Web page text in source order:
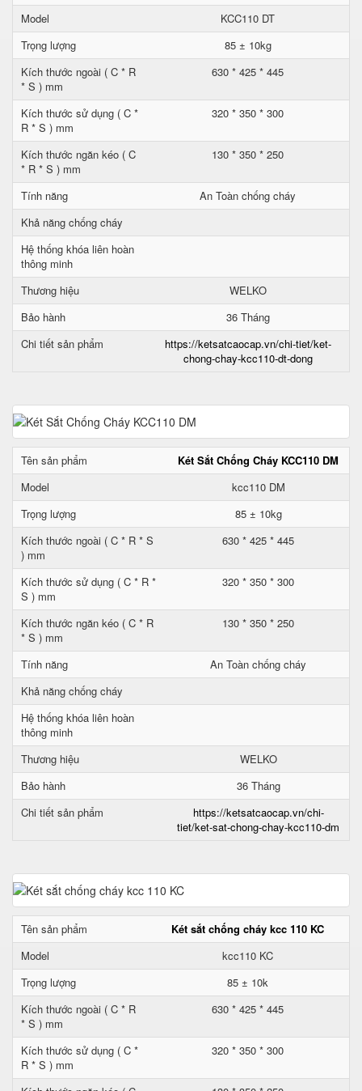
Model
KCC110 DT
Trọng lượng
85 ± 10kg
Kích thước ngoài ( C * R
* S ) mm
630 * 425 * 445
Kích thước sử dụng ( C *
R * S ) mm
320 * 350 * 300
Kích thước ngăn kéo ( C
* R * S ) mm
130 * 350 * 250
Tính năng
An Toàn chống cháy
Khả năng chống cháy
Hệ thống khóa liên hoàn
thông minh
Thương hiệu
WELKO
Bảo hành
36 Tháng
Chi tiết sản phẩm
https://ketsatcaocap.vn/chi-tiet/ket-
chong-chay-kcc110-dt-dong
Tên sản phẩm
Két Sắt Chống Cháy KCC110 DM
Model
kcc110 DM
Trọng lượng
85 ± 10kg
Kích thước ngoài ( C * R * S
) mm
630 * 425 * 445
Kích thước sử dụng ( C * R *
S ) mm
320 * 350 * 300
Kích thước ngăn kéo ( C * R
* S ) mm
130 * 350 * 250
Tính năng
An Toàn chống cháy
Khả năng chống cháy
Hệ thống khóa liên hoàn
thông minh
Thương hiệu
WELKO
Bảo hành
36 Tháng
Chi tiết sản phẩm
https://ketsatcaocap.vn/chi-
tiet/ket-sat-chong-chay-kcc110-dm
Tên sản phẩm
Két sắt chống cháy kcc 110 KC
Model
kcc110 KC
Trọng lượng
85 ± 10k
Kích thước ngoài ( C * R
* S ) mm
630 * 425 * 445
Kích thước sử dụng ( C *
R * S ) mm
320 * 350 * 300